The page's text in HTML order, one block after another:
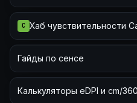
C Хаб чувствительности
Гайды по сенсе
Калькуляторы eDPI и cm/